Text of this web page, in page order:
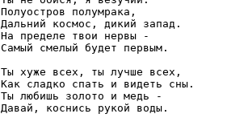
Полуостров полумрака,
Дальний космос, дикий запад.
На пределе твои нервы -
Самый смелый будет первым.
Ты хуже всех, ты лучше всех,
Как сладко спать и видеть сны.
Ты любишь золото и медь -
Давай, коснись рукой воды.